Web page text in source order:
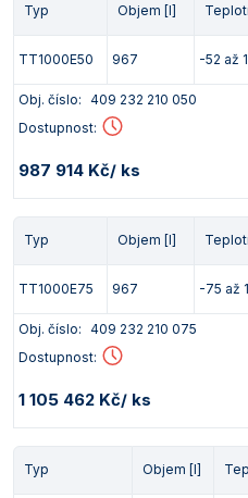
Typ Objem [l]
TT1000E50 967 -52 až
Obj. číslo: 409 232 210 050
Dostupnost:
987 914 Kč/ ks
Typ Objem [l]
TT1000E75 967 -75 až
Obj. číslo: 409 232 210 075
Dostupnost:
1 105 462 Kč/ ks
Typ Objem [l]